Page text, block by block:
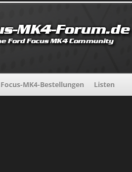
Focus-MK4-Bestellungen Listen